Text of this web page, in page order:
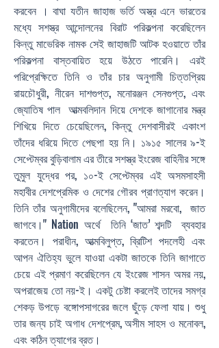
করবেন । বাঘা যতীন জাহাজ ভর্তি অস্ত্র এনে ভারতের
মধ্যে সশস্ত্র আন্দোলনের বিরাট পরিকল্পনা করেছিলেন
কিন্তু মাভেরিক নামক সেই জাহাজটি আটক হওয়াতে তাঁর
পরিকল্পনা বাস্তবায়িত হয়ে উঠতে পারেনি। এরই
পরিপ্রেক্ষিতে তিনি ও তাঁর চার অনুগামী চিত্তপ্রিয়
রায়চৌধুরী, নীরেন দাশগুপ্ত, মনোরঞ্জন সেনগুপ্ত, এবং
জ্যোতিষ পাল আত্মবলিদান দিয়ে দেশকে জাগানোর মন্ত্র
শিখিয়ে দিতে চেয়েছিলেন, কিন্তু দেশবাসীরই একাংশ
তাঁদের ধরিয়ে দিতে পেছপা হয় নি। ১৯১৫ সালের ৯-ই
সেপ্টেম্বর বুড়িবালাম এর তীরে সশস্ত্র ইংরেজ বাহিনীর সঙ্গে
তুমুল যুদ্ধের পর, ১০-ই সেপ্টেম্বর এই অসমসাহসী
মহাবীর দেশপ্রেমিক ও দেশের গৌরব প্রাণত্যাগ করেন।
তিনি তাঁর অনুগামীদের বলেছিলেন, "আমরা মরবো, জাত
জাগবে।" Nation অর্থে তিনি ‘জাত’ শব্দটি ব্যবহার
করতেন। পরাধীন, আত্মবিলুপ্ত, ব্রিটিশ পদলেহী এবং
আপন ঐতিহ্য ভুলে যাওয়া একটা জাতকে তিনি জাগাতে
চেয়ে এই প্রমাণ করেছিলেন যে ইংরেজ শাসন অমর নয়,
অপরাজেয় তো নয়-ই। একটু চেষ্টা করলেই তাদের সমগ্র
শেকড় উপড়ে বঙ্গোপসাগরের জলে ছুঁড়ে ফেলা যায়। শুধু
তার জন্য চাই অগাধ দেশপ্রেম, অসীম সাহস ও মনোবল,
এবং কঠিন ত্যাগের ব্রত।